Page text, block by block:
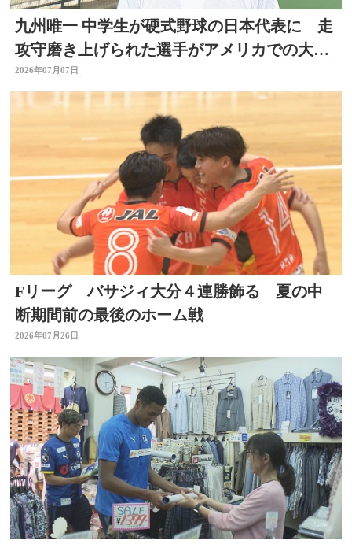
九州唯一 中学生が硬式野球の日本代表に 走
攻守磨き上げられた選手がアメリカでの大会
出場へ 大分
2026年07月07日
Fリーグ バサジィ大分４連勝飾る 夏の中
断期間前の最後のホーム戦
2026年07月26日